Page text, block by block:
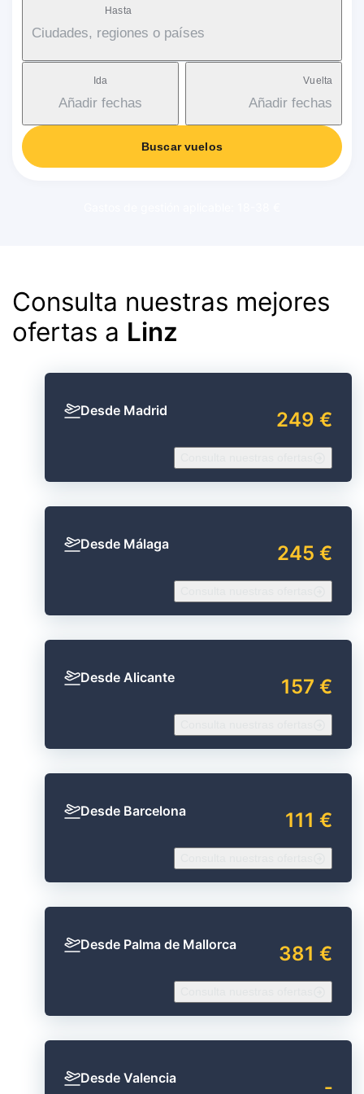
Hasta
Ciudades, regiones o países
Ida
Añadir fechas
Vuelta
Añadir fechas
Buscar vuelos
Consulta nuestras mejores
ofertas a Linz
Desde Madrid 249 €
Desde Málaga 245 €
Desde Alicante 157 €
Desde Barcelona 111 €
Desde Palma de Mallorca 381 €
Desde Valencia ‐